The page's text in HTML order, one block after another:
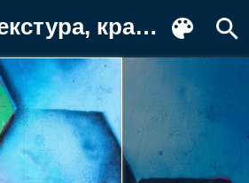
краска Картинка